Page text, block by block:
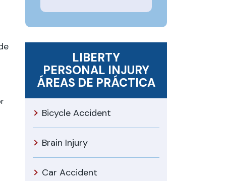
LIBERTY
PERSONAL INJURY
ÁREAS DE PRÁCTICA
Bicycle Accident
Brain Injury
Car Accident